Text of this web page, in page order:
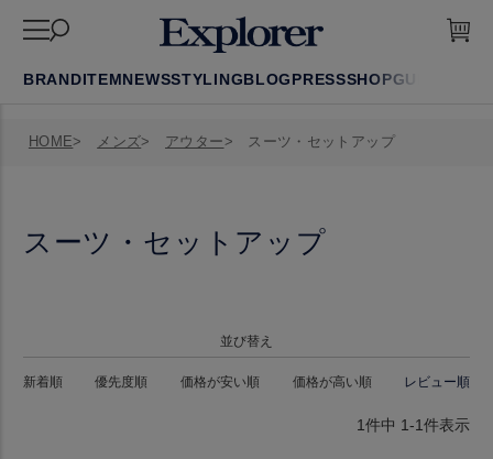
BRANDITEMNEWSSTYLINGBLOGPRESSSHOPGUIDE
HOME メンズ アウター スーツ・セットアップ
スーツ・セットアップ
並び替え
新着順 優先度順 価格が安い順 価格が高い順 レビュー順
1件中 1-1件表示